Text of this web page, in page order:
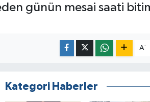
günün mesai saati
A-
Kategori Haberler